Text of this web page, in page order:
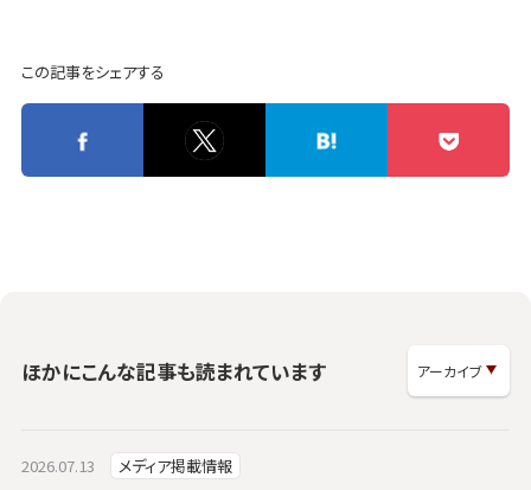
この記事をシェアする
ほかにこんな記事も読まれています
2026.07.13 メディア掲載情報